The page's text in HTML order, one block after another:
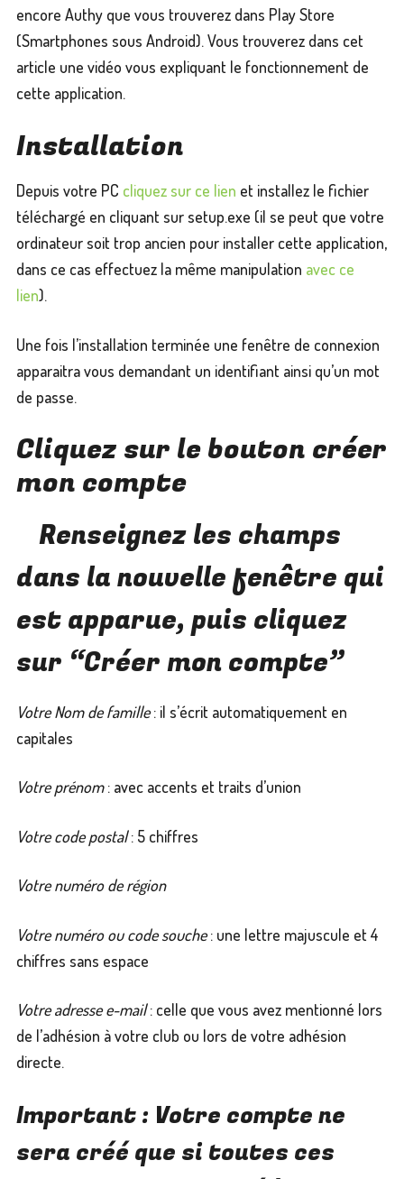
encore Authy que vous trouverez dans Play Store
(Smartphones sous Android). Vous trouverez dans cet
article une vidéo vous expliquant le fonctionnement de
cette application.
Installation
Depuis votre PC cliquez sur ce lien et installez le fichier
téléchargé en cliquant sur setup.exe (il se peut que votre
ordinateur soit trop ancien pour installer cette application,
dans ce cas effectuez la même manipulation avec ce
lien).
Une fois l’installation terminée une fenêtre de connexion
apparaitra vous demandant un identifiant ainsi qu’un mot
de passe.
Cliquez sur le bouton créer
mon compte
Renseignez les champs
dans la nouvelle fenêtre qui
est apparue, puis cliquez
sur “Créer mon compte”
Votre Nom de famille: il s’écrit automatiquement en
capitales
Votre prénom: avec accents et traits d’union
Votre code postal: 5 chiffres
Votre numéro de région
Votre numéro ou code souche: une lettre majuscule et 4
chiffres sans espace
Votre adresse e-mail: celle que vous avez mentionné lors
de l’adhésion à votre club ou lors de votre adhésion
directe.
Important : Votre compte ne
sera créé que si toutes ces